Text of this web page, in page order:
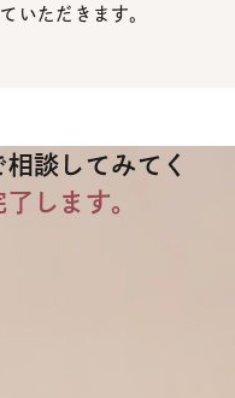
いただきます。
談してみてく
します。